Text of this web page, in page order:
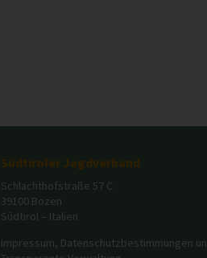
Südtiroler Jagdverband
Schlachthofstraße 57 C
39100 Bozen
Südtirol – Italien
Impressum, Datenschutzbestimmungen